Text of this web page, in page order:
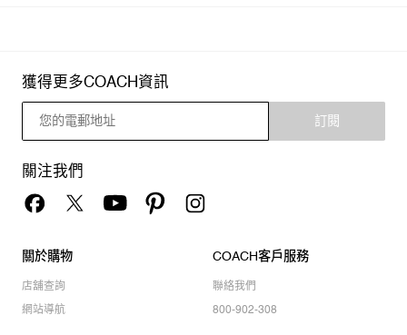
獲得更多COACH資訊
訂閱
關注我們
關於購物
店舖查詢
網站導航
COACH客戶服務
聯絡我們
800-902-308